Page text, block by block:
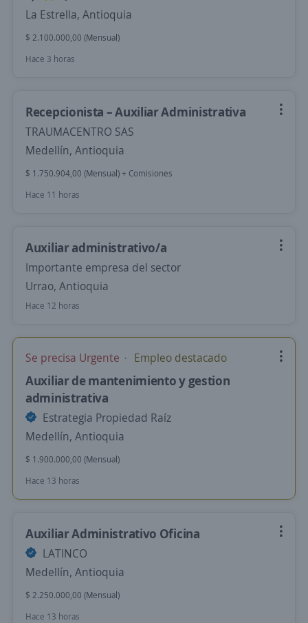
La Estrella, Antioquia
$ 2.100.000,00 (Mensual)
Hace 3 horas
Recepcionista – Auxiliar Administrativa
TRAUMACENTRO SAS
Medellín, Antioquia
$ 1.750.904,00 (Mensual) + Comisiones
Hace 11 horas
Auxiliar administrativo/a
Importante empresa del sector
Urrao, Antioquia
Hace 12 horas
Se precisa Urgente Empleo destacado
Auxiliar de mantenimiento y gestion
administrativa
Estrategia Propiedad Raíz
Medellín, Antioquia
$ 1.900.000,00 (Mensual)
Hace 13 horas
Auxiliar Administrativo Oficina
LATINCO
Medellín, Antioquia
$ 2.250.000,00 (Mensual)
Hace 13 horas